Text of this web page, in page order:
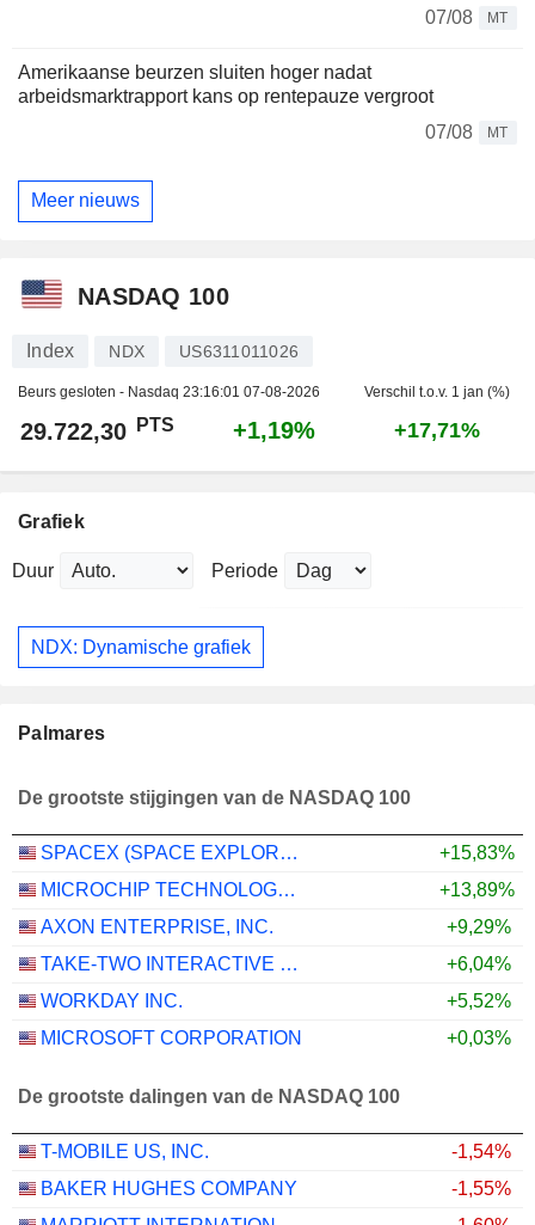
07/08
MT
Amerikaanse beurzen sluiten hoger nadat
arbeidsmarktrapport kans op rentepauze vergroot
07/08
MT
Meer nieuws
NASDAQ 100
Index NDX US6311011026
Beurs gesloten - Nasdaq 23:16:01 07-08-2026 Verschil t.o.v. 1 jan (%)
29.722,30 PTS +1,19% +17,71%
Grafiek
Duur Periode
NDX: Dynamische grafiek
Palmares
De grootste stijgingen van de NASDAQ 100
SPACEX (SPACE EXPLORATION TECHNOLOGIES)
+15,83%
MICROCHIP TECHNOLOGY INCORPORATED
+13,89%
AXON ENTERPRISE, INC.
+9,29%
TAKE-TWO INTERACTIVE SOFTWARE, INC.
+6,04%
WORKDAY INC.
+5,52%
MICROSOFT CORPORATION
+0,03%
De grootste dalingen van de NASDAQ 100
T-MOBILE US, INC.
-1,54%
BAKER HUGHES COMPANY
-1,55%